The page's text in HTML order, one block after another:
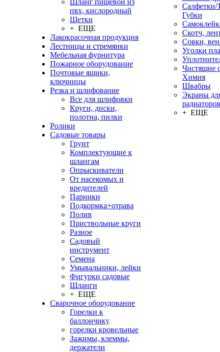
Шланг пищевой из
пвх, кислородный
Щетки
+ ЕЩЕ
Лакокрасочная продукция
Лестницы и стремянки
Мебельная фурнитура
Пожарное оборудование
Почтовые ящики,
ключницы
Резка и шлифование
Все для шлифовки
Круги, диски,
полотна, пилки
Ролики
Садовые товары
Грунт
Комплектующие к
шлангам
Опрыскиватели
От насекомых и
вредителей
Парники
Подкормка+отрава
Полив
Приствольные круги
Разное
Садовый
инструмент
Семена
Умывальники, лейки
Фигурки садовые
Шланги
+ ЕЩЕ
Сварочное оборудование
Горелки к
баллончику
горелки кровельные
Зажимы, клеммы,
держатели
Салфетки/
Губки
Скотч,
Совки,
Уголки
Чистящие
Химия
Швабры
Экраны
радиаторов
+ ЕЩЕ